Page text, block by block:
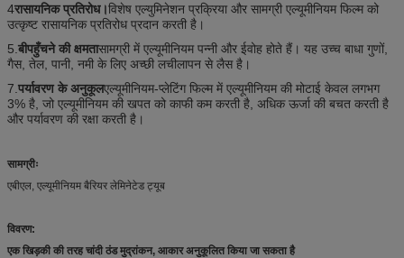
4रासायनिक प्रतिरोध।विशेष एल्युमिनेशन प्रक्रिया और सामग्री एल्यूमीनियम फिल्म को
उत्कृष्ट रासायनिक प्रतिरोध प्रदान करती है।
5. बीपहुँचने की क्षमतासामग्री में एल्यूमीनियम पन्नी और ईवोह होते हैं। यह उच्च बाधा गुणों,
गैस, तेल, पानी, नमी के लिए अच्छी लचीलापन से लैस है।
7. पर्यावरण के अनुकूलएल्यूमीनियम-प्लेटिंग फिल्म में एल्यूमीनियम की मोटाई केवल लगभग
3% है, जो एल्यूमीनियम की खपत को काफी कम करती है, अधिक ऊर्जा की बचत करती है
और पर्यावरण की रक्षा करती है।
सामग्रीः
एबीएल, एल्यूमीनियम बैरियर लेमिनेटेड ट्यूब
विवरण:
एक खिड़की की तरह चांदी ठंड मुद्रांकन, आकार अनुकूलित किया जा सकता है